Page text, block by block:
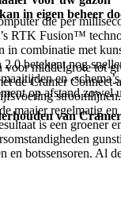
in eigen beheer
die per
RTK Fusion™
combinatie met
2.0 betekent nog
en -
op afstand
middelgrote tot
de Cramer
regelmatig
is een
botssensoren.
van